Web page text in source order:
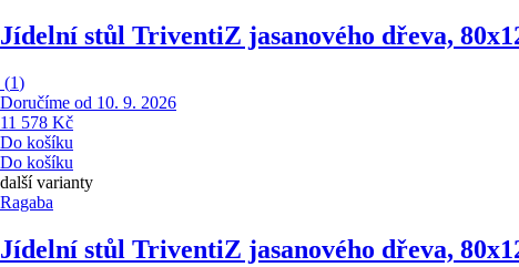
Jídelní stůl TriventiZ jasanového dřeva,
(1)
Doručíme od 10. 9. 2026
11 578 Kč
Do košíku
Do košíku
další varianty
Ragaba
Jídelní stůl TriventiZ jasanového dřeva,